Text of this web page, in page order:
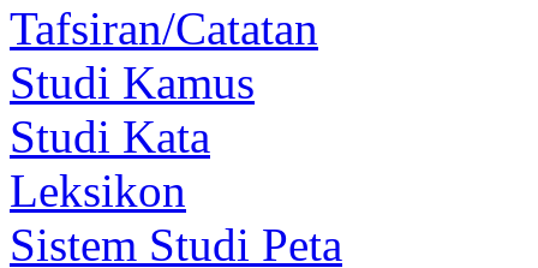
Tafsiran/Catatan
Studi Kamus
Studi Kata
Leksikon
Sistem Studi Peta